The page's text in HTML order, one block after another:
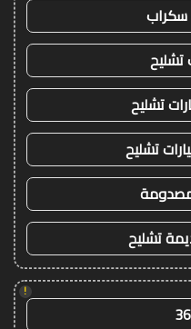
سكراب
تشليح
تشليح
تشليح
مصدومة
تشليح
!